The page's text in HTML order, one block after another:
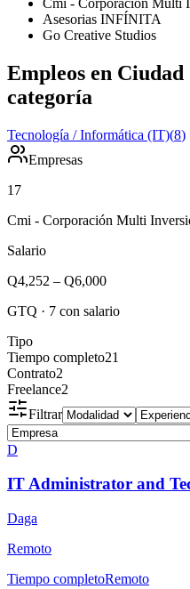
Asesorias INFÍNITA
Go Creative Studios
Empleos en
categoría
Tecnología / Informática (IT)(8)
Empresas
17
Cmi - Corporación Multi
Salario
Q4,252 – Q6,000
GTQ · 7 con salario
Tipo
Tiempo completo21
Contrato2
Freelance2
Filtrar
D
IT Administrator and
Daga
Remoto
Tiempo completoRemoto